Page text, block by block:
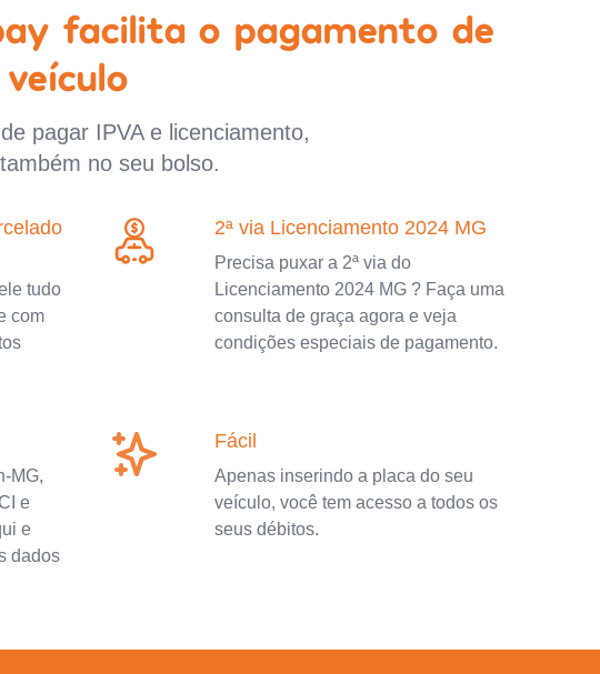
facilita o pagamento de
pagar IPVA e licenciamento,
no seu bolso.
tudo
com
2ª via Licenciamento 2024 MG
Precisa puxar a 2ª via do
Licenciamento 2024 MG ? Faça uma
consulta de graça agora e veja
condições especiais de pagamento.
MG,
e
e
dados
Fácil
Apenas inserindo a placa do seu
veículo, você tem acesso a todos os
seus débitos.